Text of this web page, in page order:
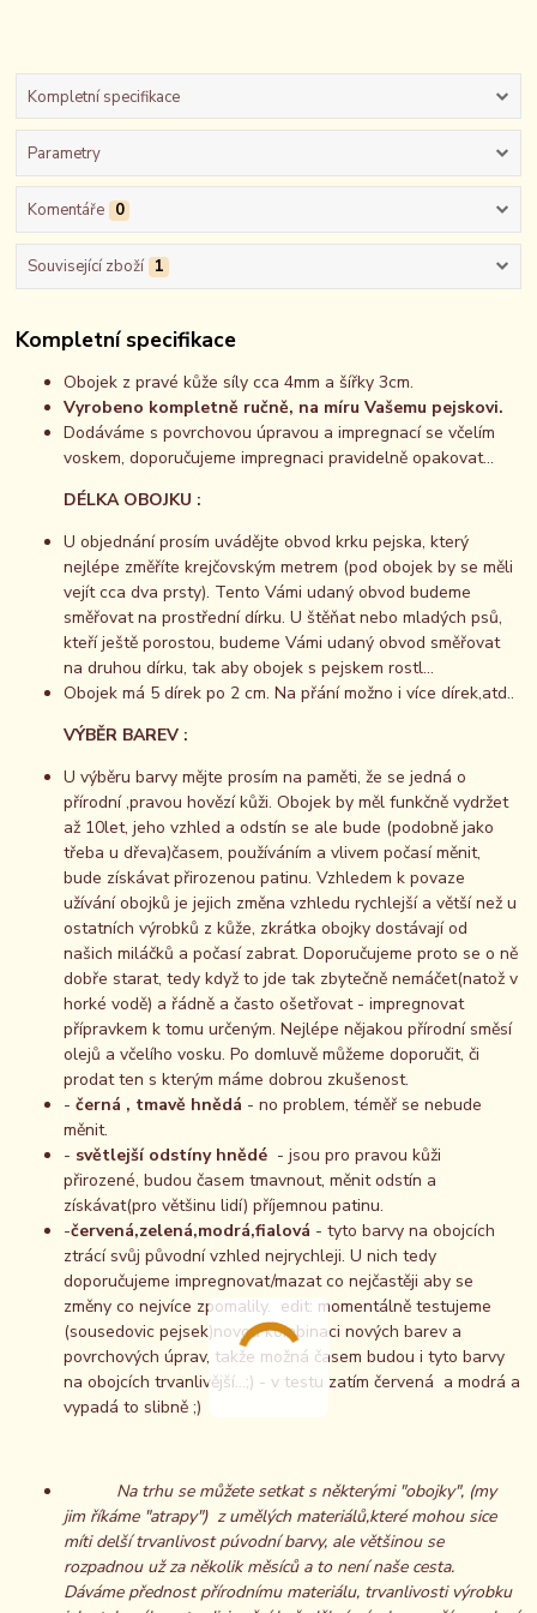
Kompletní specifikace
Parametry
Komentáře 0
Související zboží 1
Kompletní specifikace
Obojek z pravé kůže síly cca 4mm a šířky 3cm.
Vyrobeno kompletně ručně, na míru Vašemu pejskovi.
Dodáváme s povrchovou úpravou a impregnací se včelím
voskem, doporučujeme impregnaci pravidelně opakovat...
DÉLKA OBOJKU :
U objednání prosím uvádějte obvod krku pejska, který
nejlépe změříte krejčovským metrem (pod obojek by se měli
vejít cca dva prsty). Tento Vámi udaný obvod budeme
směřovat na prostřední dírku. U štěňat nebo mladých psů,
kteří ještě porostou, budeme Vámi udaný obvod směřovat
na druhou dírku, tak aby obojek s pejskem rostl...
Obojek má 5 dírek po 2 cm. Na přání možno i více dírek,atd..
VÝBĚR BAREV :
U výběru barvy mějte prosím na paměti, že se jedná o
přírodní ,pravou hovězí kůži. Obojek by měl funkčně vydržet
až 10let, jeho vzhled a odstín se ale bude (podobně jako
třeba u dřeva)časem, používáním a vlivem počasí měnit,
bude získávat přirozenou patinu. Vzhledem k povaze
užívání obojků je jejich změna vzhledu rychlejší a větší než u
ostatních výrobků z kůže, zkrátka obojky dostávají od
našich miláčků a počasí zabrat. Doporučujeme proto se o ně
dobře starat, tedy když to jde tak zbytečně nemáčet(natož v
horké vodě) a řádně a často ošetřovat - impregnovat
přípravkem k tomu určeným. Nejlépe nějakou přírodní směsí
olejů a včelího vosku. Po domluvě můžeme doporučit, či
prodat ten s kterým máme dobrou zkušenost.
-černá , tmavě hnědá - no problem, téměř se nebude
měnit.
- světlejší odstíny hnědé - jsou pro pravou kůži
přirozené, budou časem tmavnout, měnit odstín a
získávat(pro většinu lidí) příjemnou patinu.
-červená,zelená,modrá,fialová - tyto barvy na obojcích
ztrácí svůj původní vzhled nejrychleji. U nich tedy
doporučujeme impregnovat/mazat co nejčastěji aby se
změny co nejvíce zpomalily. edit: momentálně testujeme
(sousedovic pejsek)novou kombinaci nových barev a
povrchových úprav, takže možná časem budou i tyto barvy
na obojcích trvanlivější...;) - v testu zatím červená a modrá a
vypadá to slibně ;)
Na trhu se můžete setkat s některými "obojky", (my
jim říkáme "atrapy") z umělých materiálů,které mohou sice
míti delší trvanlivost púvodní barvy, ale většinou se
rozpadnou už za několik měsíců a to není naše cesta.
Dáváme přednost přírodnímu materiálu, trvanlivosti výrobku